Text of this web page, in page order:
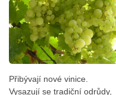
Přibývají nové vinice.
Vysazují se tradiční odrůdy,